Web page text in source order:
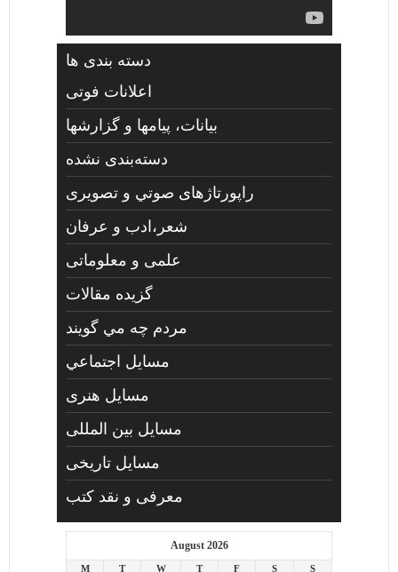
دسته بندی ها
اعلانات فوتی
بیانات، پیامها و گزارشها
دسته‌بندی نشده
راپورتاژهای صوتي و تصويری
شعر،ادب و عرفان
علمی و معلوماتی
گزیده مقالات
مردم چه مي گويند
مسايل اجتماعي
مسايل هنری
مسایل بین المللی
مسایل تاریخی
معرفی و نقد کتب
August 2026
M T W T F S S